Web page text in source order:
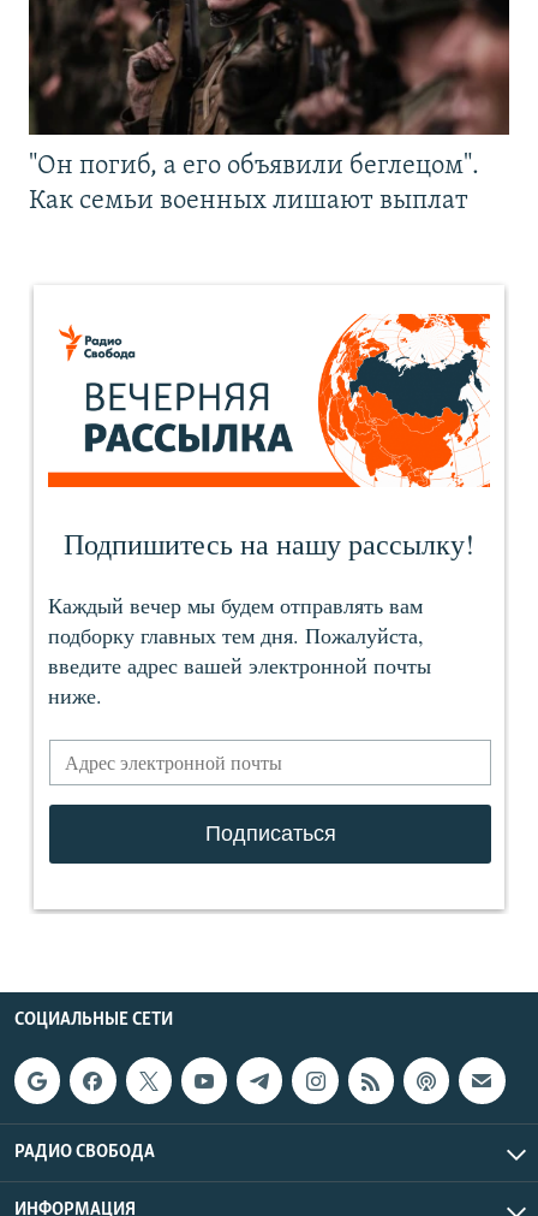
"Он погиб, а его объявили беглецом".
Как семьи военных лишают выплат
СОЦИАЛЬНЫЕ СЕТИ
РАДИО СВОБОДА
ИНФОРМАЦИЯ